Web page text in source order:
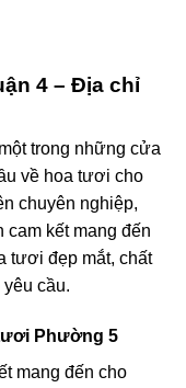
4 – Địa chỉ
trong những cửa
về hoa tươi cho
chuyên nghiệp,
cam kết mang đến
tươi đẹp mắt, chất
cầu.
Phường 5
mang đến cho